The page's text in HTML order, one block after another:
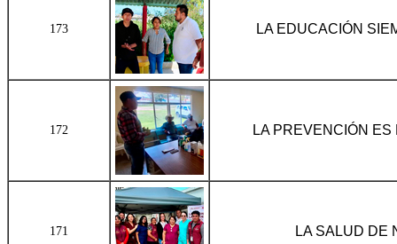
173 LA EDUCACIÓN
172 LA PREVENCIÓN ES
171 LA SALUD DE